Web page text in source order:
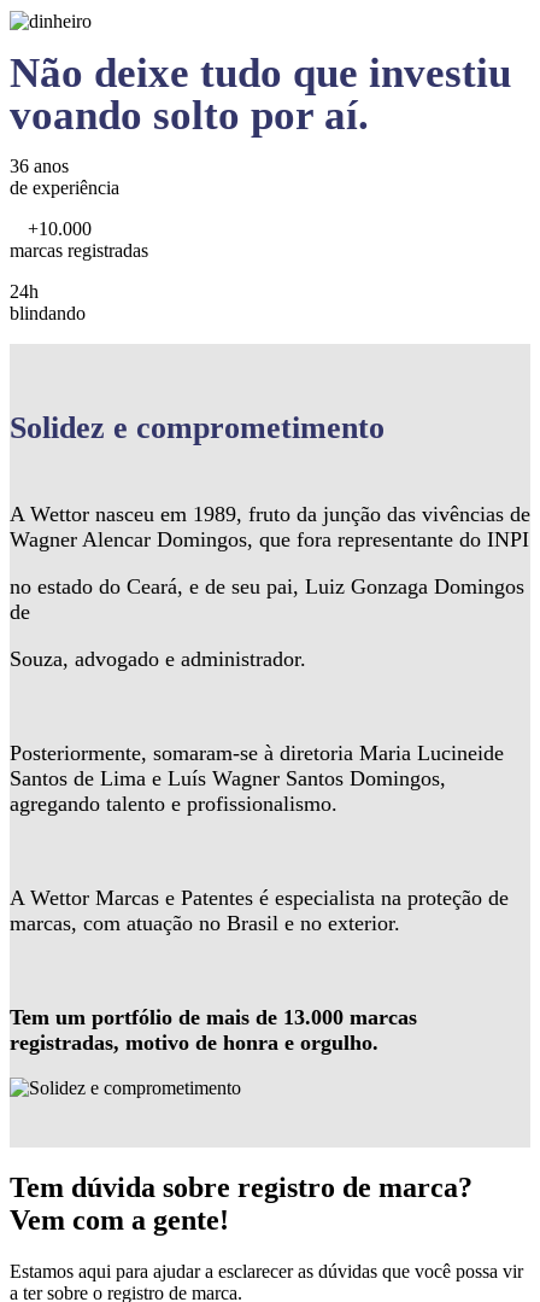
Não deixe tudo que investiu
voando solto por aí.
36 anos
de experiência
+10.000
marcas registradas
24h
blindando
Solidez e comprometimento
A Wettor nasceu em 1989, fruto da junção das vivências de
Wagner Alencar Domingos, que fora representante do INPI
no estado do Ceará, e de seu pai, Luiz Gonzaga Domingos
de
Souza, advogado e administrador.
Posteriormente, somaram-se à diretoria Maria Lucineide
Santos de Lima e Luís Wagner Santos Domingos,
agregando talento e profissionalismo.
A Wettor Marcas e Patentes é especialista na proteção de
marcas, com atuação no Brasil e no exterior.
Tem um portfólio de mais de 13.000 marcas
registradas, motivo de honra e orgulho.
Tem dúvida sobre registro de marca?
Vem com a gente!
Estamos aqui para ajudar a esclarecer as dúvidas que você possa vir
a ter sobre o registro de marca.